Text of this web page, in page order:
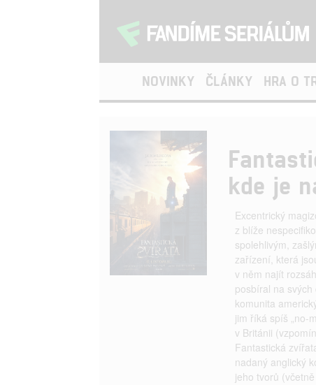
NOVINKY ČLÁNKY HRA O
kde je
Excentrický
z blíže
spolehlivým,
zařízení, která
v něm najít
posbíral na svých
komunita
jim říká spíš „no-
v Británii
Fantastická
nadaný anglický
jeho tvorů